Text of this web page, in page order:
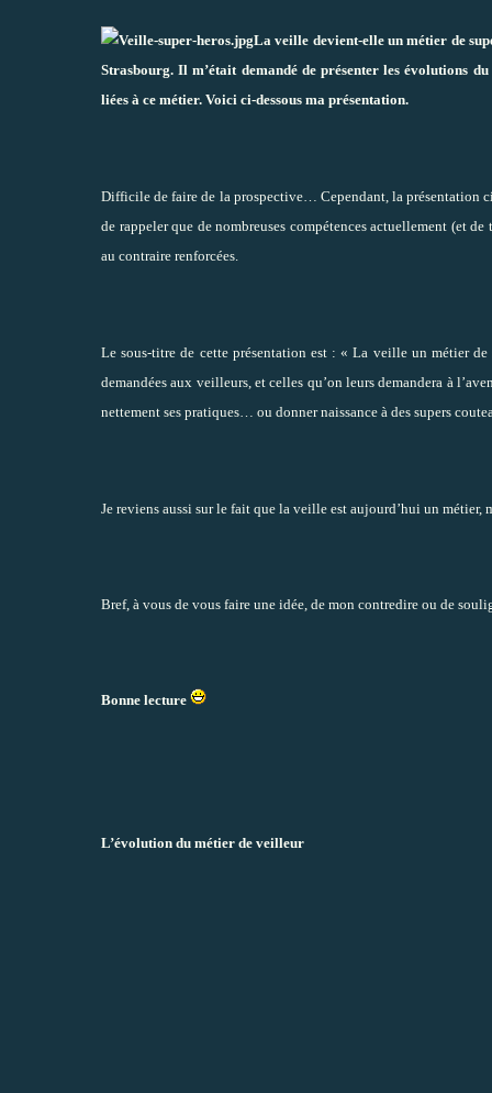
La veille devient-elle un métier de
Strasbourg. Il m’était demandé de présenter les évolutions
liées à ce métier. Voici ci-dessous ma présentation.
Difficile de fairede la prospective… Cependant, la présentation
de rappeler que de nombreuses compétences actuellement (et
au contraire renforcées.
Le sous-titre de cette présentation est : « La veille un métier
demandées aux veilleurs, et celles qu’on leurs demandera à
nettement ses pratiques… ou donner naissance à des supers
Je reviens aussi sur le fait que la veille est aujourd’hui un métier,
Bref, à vous de vous faire une idée, de mon contredire ou de
Bonne lecture
L’évolution du métier de veilleur